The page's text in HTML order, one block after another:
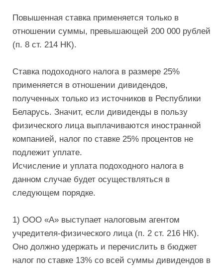
Повышенная ставка применяется только в
отношении суммы, превышающей 200 000 рублей
(п. 8 ст. 214 НК).
Ставка подоходного налога в размере 25%
применяется в отношении дивидендов,
полученных только из источников в Республики
Беларусь. Значит, если дивиденды в пользу
физического лица выплачиваются иностранной
компанией, налог по ставке 25% процентов не
подлежит уплате.
Исчисление и уплата подоходного налога в
данном случае будет осуществляться в
следующем порядке.
1) ООО «А» выступает налоговым агентом
учредителя-физического лица (п. 2 ст. 216 НК).
Оно должно удержать и перечислить в бюджет
налог по ставке 13% со всей суммы дивидендов в